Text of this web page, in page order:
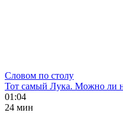
Словом по столу
Тот самый Лука. Можно ли
01:04
24 мин